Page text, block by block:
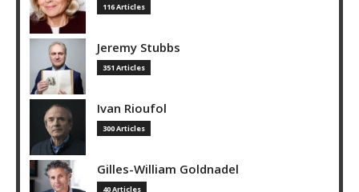
116 Articles
Jeremy Stubbs
351 Articles
Ivan Rioufol
300 Articles
Gilles-William Goldnadel
40 Articles